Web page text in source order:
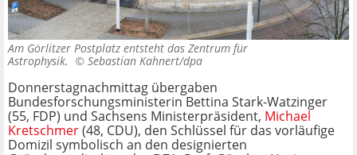
Am Görlitzer Postplatz entsteht das Zentrum für
Astrophysik. © Sebastian Kahnert/dpa
Donnerstagnachmittag übergaben
Bundesforschungsministerin Bettina Stark-Watzinger
(55, FDP) und Sachsens Ministerpräsident, Michael
Kretschmer(48, CDU), den Schlüssel für das vorläufige
Domizil symbolisch an den designierten